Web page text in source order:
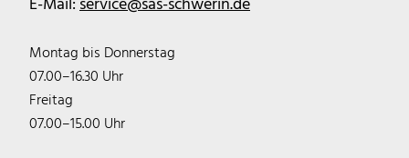
Montag bis Donnerstag
07.00–16.30 Uhr
Freitag
07.00–15.00 Uhr